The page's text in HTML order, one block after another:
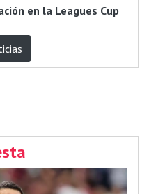
en la Leagues Cup